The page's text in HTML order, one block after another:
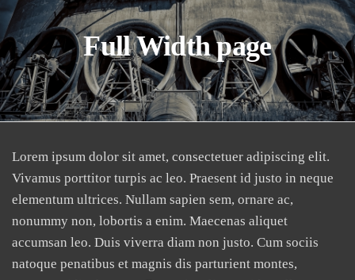
Traders
Full Width page
Lorem ipsum dolor sit amet, consectetuer adipiscing elit.
Vivamus porttitor turpis ac leo. Praesent id justo in neque
elementum ultrices. Nullam sapien sem, ornare ac,
nonummy non, lobortis a enim. Maecenas aliquet
accumsan leo. Duis viverra diam non justo. Cum sociis
natoque penatibus et magnis dis parturient montes,